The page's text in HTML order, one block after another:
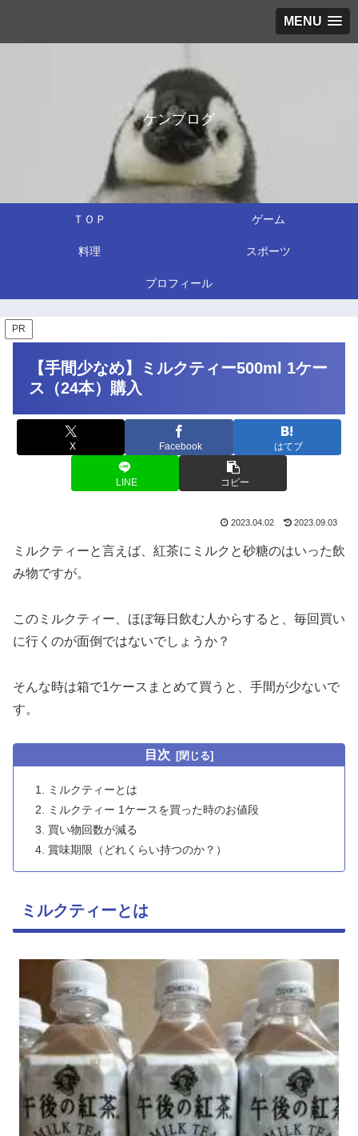
MENU
ケンブログ
ＴＯＰ ゲーム
料理 スポーツ
プロフィール
PR
【手間少なめ】ミルクティー500ml 1ケー
ス（24本）購入
X Facebook はてブ
LINE コピー
2023.04.02 2023.09.03
ミルクティーと言えば、紅茶にミルクと砂糖のはいった飲
み物ですが。
このミルクティー、ほぼ毎日飲む人からすると、毎回買い
に行くのが面倒ではないでしょうか？
そんな時は箱で1ケースまとめて買うと、手間が少ないで
す。
目次
ミルクティーとは
ミルクティー 1ケースを買った時のお値段
買い物回数が減る
賞味期限（どれくらい持つのか？）
ミルクティーとは